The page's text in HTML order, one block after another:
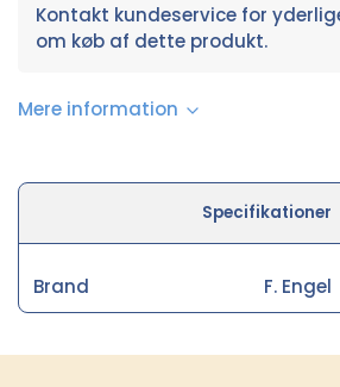
Kontakt kundeservice for
om køb af dette produkt.
Mere information
Specifikationer
Brand F. Engel